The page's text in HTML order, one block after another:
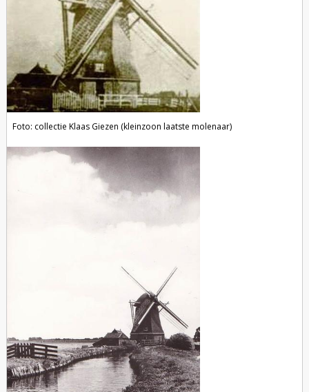
Foto: collectie Klaas Giezen (kleinzoon laatste molenaar)